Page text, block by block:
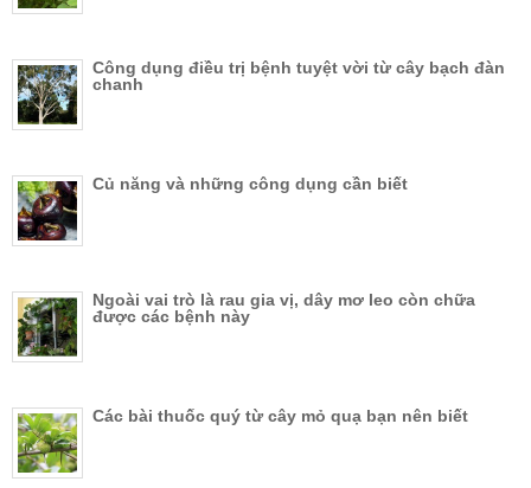
Công dụng điều trị bệnh tuyệt vời từ cây bạch đàn
chanh
Củ năng và những công dụng cần biết
Ngoài vai trò là rau gia vị, dây mơ leo còn chữa
được các bệnh này
Các bài thuốc quý từ cây mỏ quạ bạn nên biết